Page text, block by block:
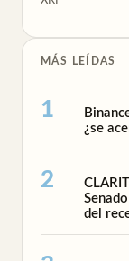
MÁS LEÍDAS
¿se
del